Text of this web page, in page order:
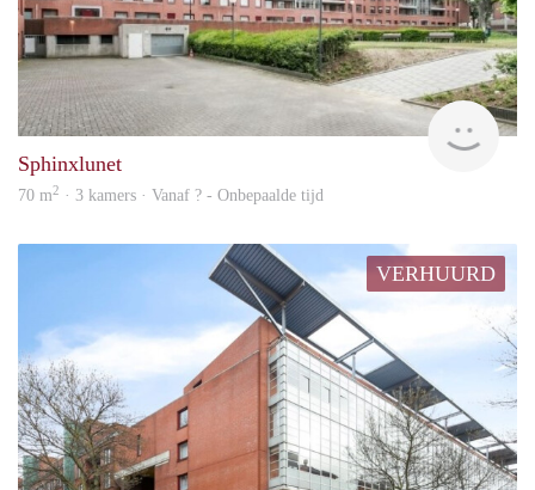
Sphinxlunet
70 m2 · 3 kamers · Vanaf ? - Onbepaalde tijd
VERHUURD